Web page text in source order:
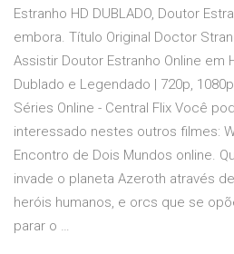
Estranho HD DUBLADO, Doutor
embora. Título Original Doctor
Assistir Doutor Estranho Online em
Dublado e Legendado | 720p,
Séries Online - Central Flix Você
interessado nestes outros filmes:
Encontro de Dois Mundos online.
invade o planeta Azeroth através
heróis humanos, e orcs que se
parar o …